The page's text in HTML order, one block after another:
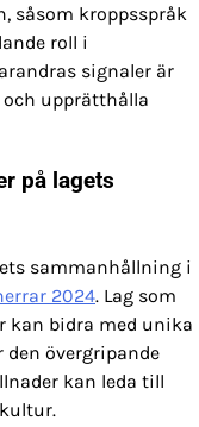
såsom kroppsspråk
roll i
signaler är
upprätthålla
på lagets
sammanhållning i
2024. Lag som
kan bidra med unika
övergripande
kan leda till